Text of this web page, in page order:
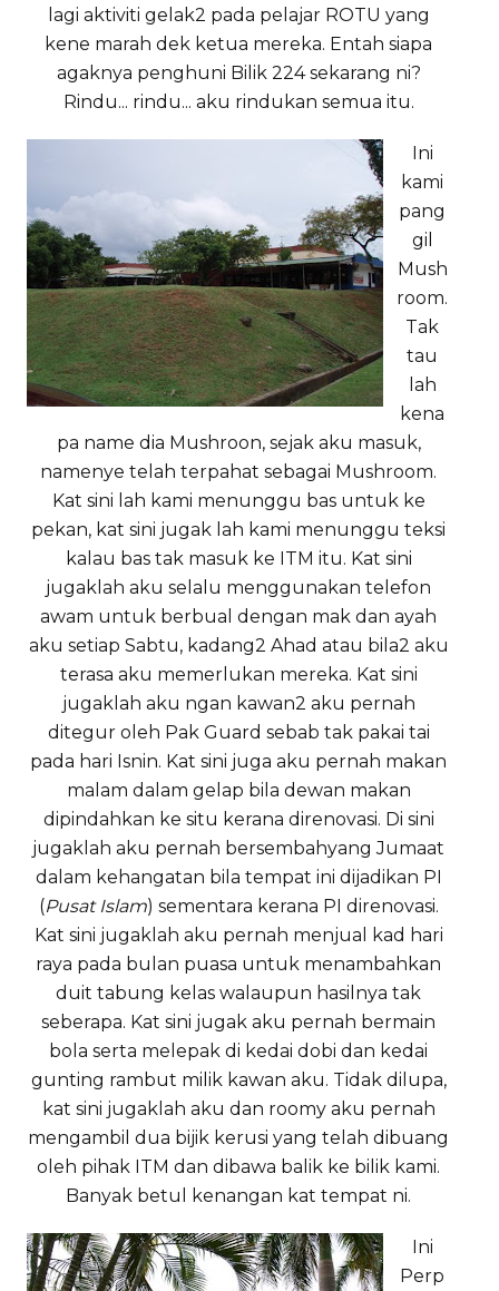
lagi aktiviti gelak2 pada pelajar ROTU yang
kene marah dek ketua mereka. Entah siapa
agaknya penghuni Bilik 224 sekarang ni?
Rindu... rindu... aku rindukan semua itu.
Ini
kami
pang
gil
Mush
room.
Tak
tau
lah
kena
pa name dia Mushroon, sejak aku masuk,
namenye telah terpahat sebagai Mushroom.
Kat sini lah kami menunggu bas untuk ke
pekan, kat sini jugak lah kami menunggu teksi
kalau bas tak masuk ke ITM itu. Kat sini
jugaklah aku selalu menggunakan telefon
awam untuk berbual dengan mak dan ayah
aku setiap Sabtu, kadang2 Ahad atau bila2 aku
terasa aku memerlukan mereka. Kat sini
jugaklah aku ngan kawan2 aku pernah
ditegur oleh Pak Guard sebab tak pakai tai
pada hari Isnin. Kat sini juga aku pernah makan
malam dalam gelap bila dewan makan
dipindahkan ke situ kerana direnovasi. Di sini
jugaklah aku pernah bersembahyang Jumaat
dalam kehangatan bila tempat ini dijadikan PI
(Pusat Islam) sementara kerana PI direnovasi.
Kat sini jugaklah aku pernah menjual kad hari
raya pada bulan puasa untuk menambahkan
duit tabung kelas walaupun hasilnya tak
seberapa. Kat sini jugak aku pernah bermain
bola serta melepak di kedai dobi dan kedai
gunting rambut milik kawan aku. Tidak dilupa,
kat sini jugaklah aku dan roomy aku pernah
mengambil dua bijik kerusi yang telah dibuang
oleh pihak ITM dan dibawa balik ke bilik kami.
Banyak betul kenangan kat tempat ni.
Ini
Perp